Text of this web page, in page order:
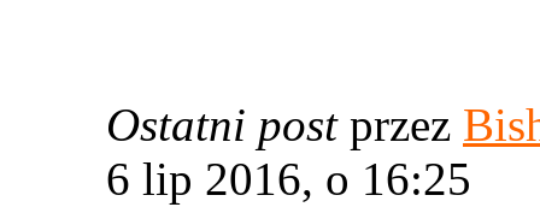
Ostatni post przez
6 lip 2016, o 16:25